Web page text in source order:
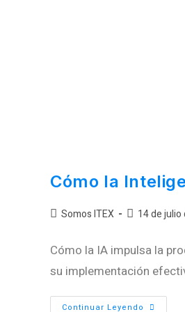
Cómo la
Somos ITEX 14 de julio
Cómo la IA impulsa la
su implementación
Continuar Leyendo